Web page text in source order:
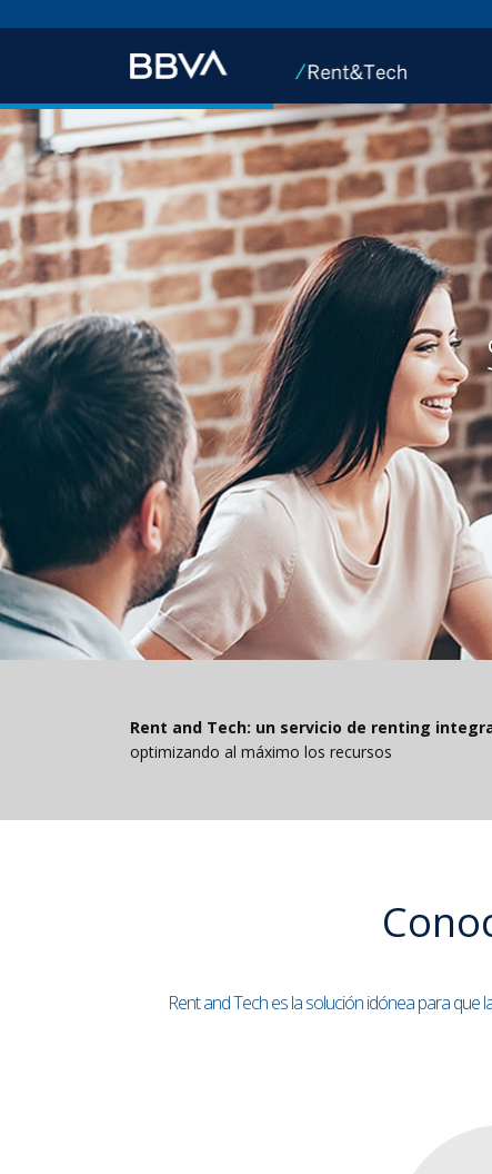
Rent and Tech: un servicio de renting
optimizando al máximo los recursos
Rent and Tech es la solución idónea para que